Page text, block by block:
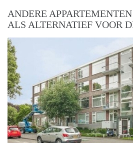
ANDERE
ALS ALTERNATIEF VOOR